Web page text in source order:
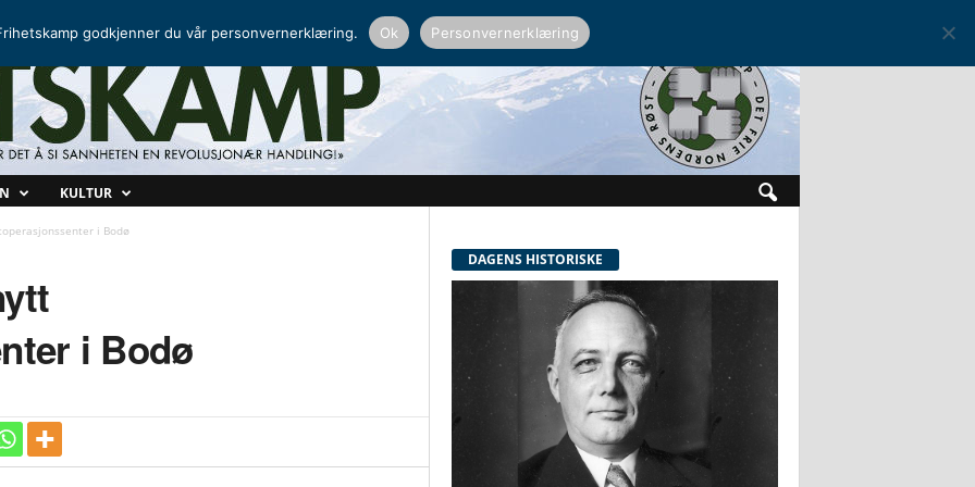
KULTUR
i Bodø
i Bodø
DAGENS HISTORISKE
godkjenner du vår personvernerklæring. Ok Personvernerklæring